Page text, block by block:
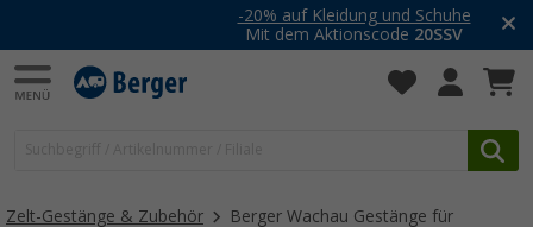
-20% auf Kleidung und Schuhe
Mit dem Aktionscode20SSV
Zelt-Gestänge & Zubehör
Berger Wachau Gestänge für